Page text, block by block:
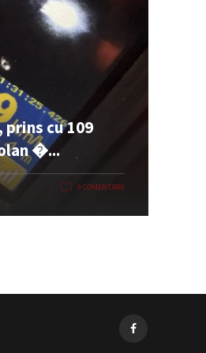
prins cu 109
�...
0 COMENTARII